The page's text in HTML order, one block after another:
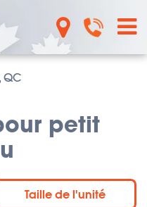
QC
petit
Taille de l'unité